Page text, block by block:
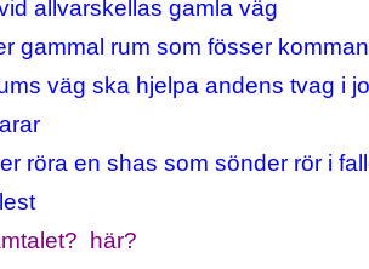
allvarskellas gamla väg
gammal rum som fösser
väg ska hjelpa andens tvag i
röra en shas som sönder rör i
här?